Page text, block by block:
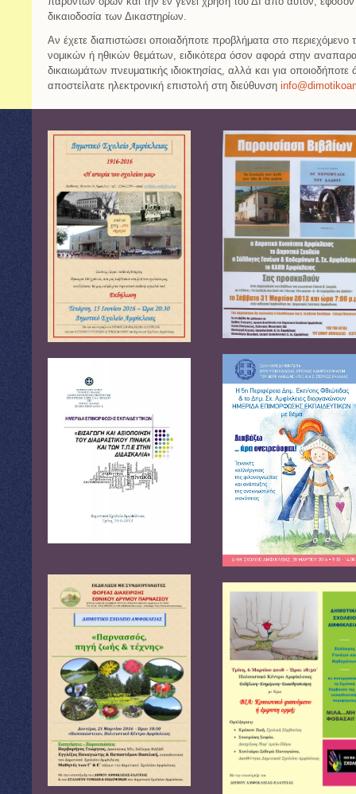
δικαιοδοσία των Δικαστηρίων.
Αν έχετε διαπιστώσει οποιαδήποτε προβλήματα στο περιεχόμενο
νομικών ή ηθικών θεμάτων, ειδικότερα όσον αφορά στην
δικαιωμάτων πνευματικής ιδιοκτησίας, αλλά και για
αποστείλατε ηλεκτρονική επιστολή στη διεύθυνση